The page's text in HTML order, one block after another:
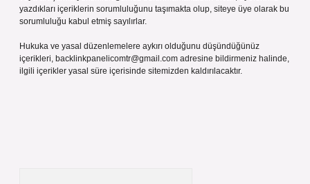
yazdıkları içeriklerin sorumluluğunu taşımakta olup, siteye üye olarak bu
sorumluluğu kabul etmiş sayılırlar.
Hukuka ve yasal düzenlemelere aykırı olduğunu düşündüğünüz
içerikleri, backlinkpanelicomtr@gmail.com adresine bildirmeniz halinde,
ilgili içerikler yasal süre içerisinde sitemizden kaldırılacaktır.